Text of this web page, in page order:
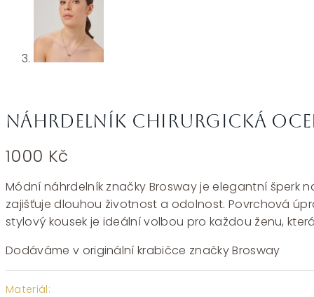
Náhrdelník chirurgická ocel
1000 Kč
Módní náhrdelník značky Brosway je elegantní šperk
zajišťuje dlouhou životnost a odolnost. Povrchová
stylový kousek je ideální volbou pro každou ženu,
Dodáváme v originální krabičce značky Brosway
Materiál: